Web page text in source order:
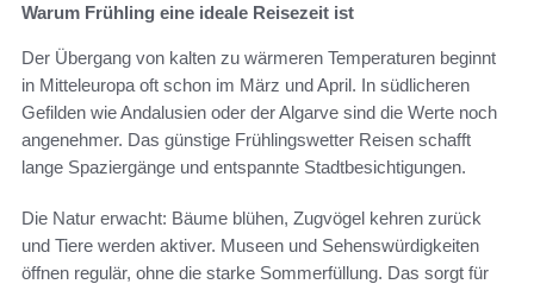
Warum Frühling eine ideale Reisezeit ist
Der Übergang von kalten zu wärmeren Temperaturen beginnt
in Mitteleuropa oft schon im März und April. In südlicheren
Gefilden wie Andalusien oder der Algarve sind die Werte noch
angenehmer. Das günstige Frühlingswetter Reisen schafft
lange Spaziergänge und entspannte Stadtbesichtigungen.
Die Natur erwacht: Bäume blühen, Zugvögel kehren zurück
und Tiere werden aktiver. Museen und Sehenswürdigkeiten
öffnen regulär, ohne die starke Sommerfüllung. Das sorgt für